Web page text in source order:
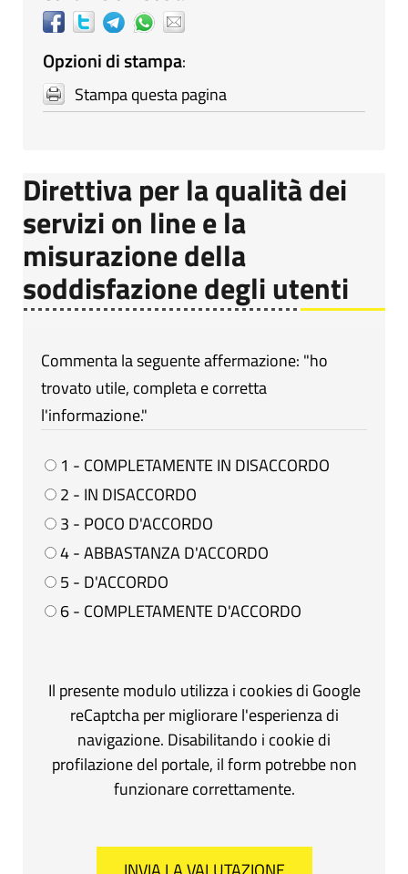
Opzioni di stampa:
Stampa questa pagina
Direttiva per la qualità dei
servizi on line e la
misurazione della
soddisfazione degli utenti
Commenta la seguente affermazione: "ho
trovato utile, completa e corretta
l'informazione."
1 - COMPLETAMENTE IN DISACCORDO
2 - IN DISACCORDO
3 - POCO D'ACCORDO
4 - ABBASTANZA D'ACCORDO
5 - D'ACCORDO
6 - COMPLETAMENTE D'ACCORDO
Il presente modulo utilizza i cookies di Google
reCaptcha per migliorare l'esperienza di
navigazione. Disabilitando i cookie di
profilazione del portale, il form potrebbe non
funzionare correttamente.